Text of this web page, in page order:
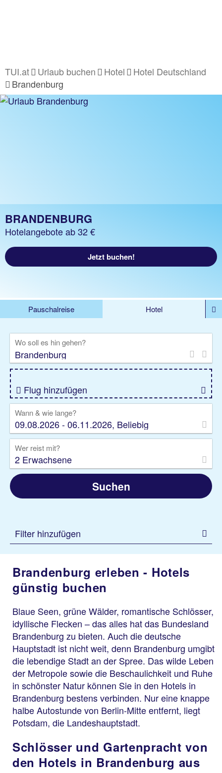
TUI.at Urlaub buchen Hotel
Hotel Deutschland
Brandenburg
BRANDENBURG
Hotelangebote ab 32 €
Jetzt buchen!
Pauschalreise
Hotel
Rundreise
Kreuzfahrt
Gruppenreise
Camper Privattransfer
Wo soll es hin gehen?
Flug hinzufügen
Wann & wie lange?
09.08.2026 - 06.11.2026, Beliebig
Wer reist mit?
2 Erwachsene
Suchen
Filter hinzufügen
Brandenburg erleben - Hotels
günstig buchen
Blaue Seen, grüne Wälder, romantische Schlösser,
idyllische Flecken – das alles hat das Bundesland
Brandenburg zu bieten. Auch die deutsche
Hauptstadt ist nicht weit, denn Brandenburg umgibt
die lebendige Stadt an der Spree. Das wilde Leben
der Metropole sowie die Beschaulichkeit und Ruhe
in schönster Natur können Sie in den Hotels in
Brandenburg bestens verbinden. Nur eine knappe
halbe Autostunde von Berlin-Mitte entfernt, liegt
Potsdam, die Landeshauptstadt.
Schlösser und Gartenpracht von
den Hotels in Brandenburg aus